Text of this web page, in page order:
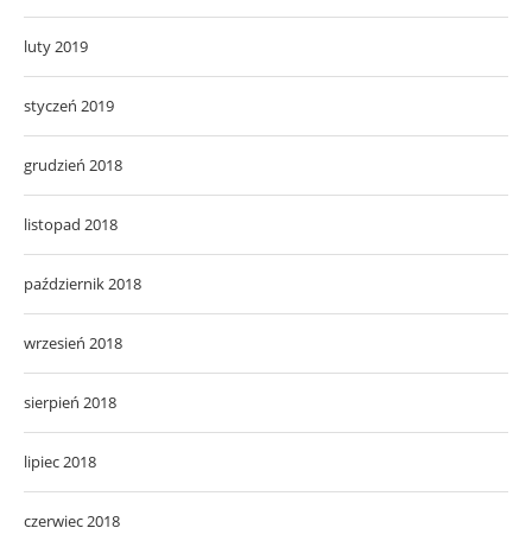
luty 2019
styczeń 2019
grudzień 2018
listopad 2018
październik 2018
wrzesień 2018
sierpień 2018
lipiec 2018
czerwiec 2018